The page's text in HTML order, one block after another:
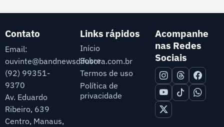
Contato
Email:
ouvinte@bandnewsdifusora.com.br
(92) 99351-
9370
Av. Eduardo
Ribeiro, 639
Centro, Manaus,
Links rápidos
Início
Sobre
Termos de uso
Política de
privacidade
Acompanhe
nas Redes
Sociais